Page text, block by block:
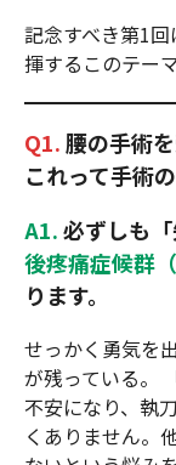
記念すべき第1
揮するこのテー
Q1.腰の手術
これって手術の
A1.必ずしも「
後疼痛症候群（
ります。
せっかく勇気を
が残っている。
不安になり、執
くありません。